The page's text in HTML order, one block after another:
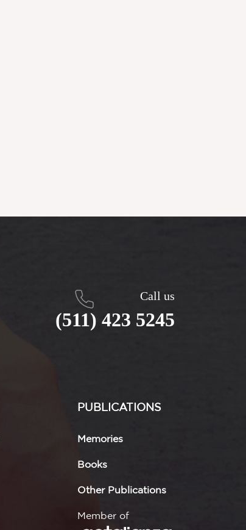
Call us
(511) 423 5245
PUBLICATIONS
Memories
Books
Other Publications
Member of